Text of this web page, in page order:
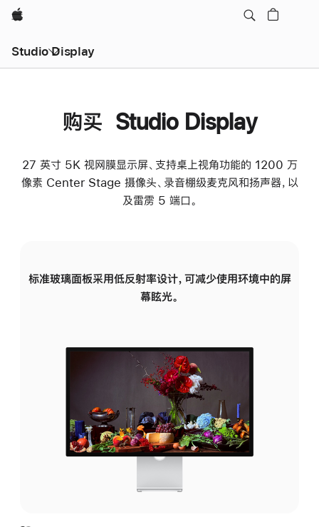
Apple
Studio Display
购买 Studio Display
27 英寸 5K 视网膜显示屏、支持桌上视角功能的 1200 万
像素 Center Stage 摄像头、录音棚级麦克风和扬声器，以
及雷雳 5 端口。
标准玻璃面板采用低反射率设计，可减少使用环境中的屏
幕眩光。